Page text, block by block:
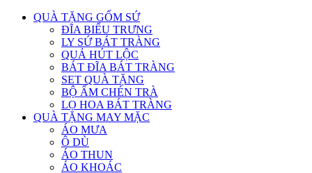
QUÀ TẶNG GỐM SỨ
ĐĨA BIỂU TRƯNG
LY SỨ BÁT TRÀNG
QUẢ HÚT LỘC
BÁT ĐĨA BÁT TRÀNG
SET QUÀ TẶNG
BỘ ẤM CHÉN TRÀ
LỌ HOA BÁT TRÀNG
QUÀ TẶNG MAY MẶC
ÁO MƯA
Ô DÙ
ÁO THUN
ÁO KHOÁC